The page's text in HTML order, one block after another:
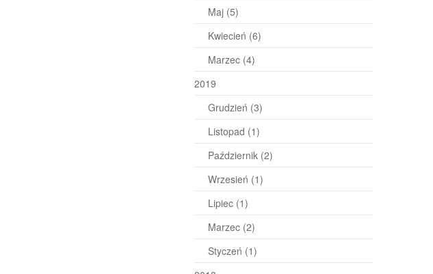
Maj (5)
Kwiecień (6)
Marzec (4)
2019
Grudzień (3)
Listopad (1)
Październik (2)
Wrzesień (1)
Lipiec (1)
Marzec (2)
Styczeń (1)